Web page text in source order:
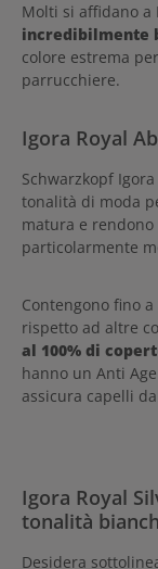
Molti si affidano a
incredibilmente
colore estrema
parrucchiere.
Igora Royal
Schwarzkopf
tonalità di moda
matura e
particolarmente
Contengono fino a
rispetto ad altre
al 100% di
hanno un Anti
assicura capelli
Igora Royal
tonalità
Desidera